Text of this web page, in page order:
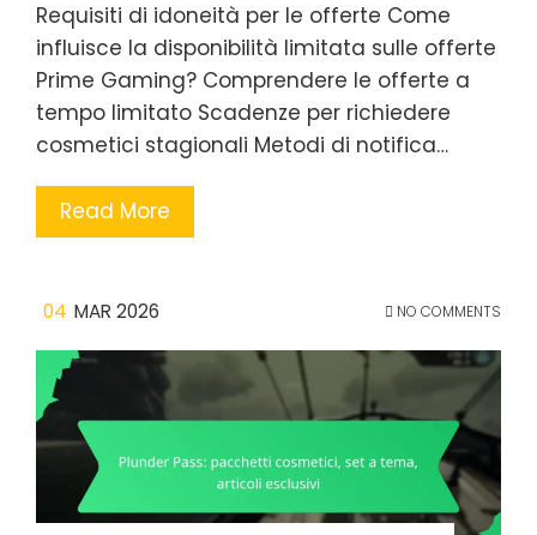
Requisiti di idoneità per le offerte Come
influisce la disponibilità limitata sulle offerte
Prime Gaming? Comprendere le offerte a
tempo limitato Scadenze per richiedere
cosmetici stagionali Metodi di notifica…
Read More
04 MAR 2026 NO COMMENTS